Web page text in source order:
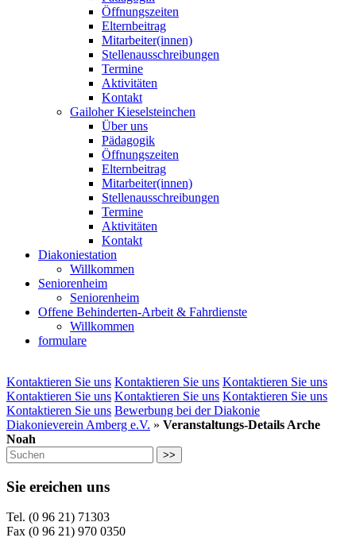
Öffnungszeiten
Elternbeitrag
Mitarbeiter(innen)
Stellenausschreibungen
Termine
Aktivitäten
Kontakt
Gailoher Kieselsteinchen
Über uns
Pädagogik
Öffnungszeiten
Elternbeitrag
Mitarbeiter(innen)
Stellenausschreibungen
Termine
Aktivitäten
Kontakt
Diakoniestation
Willkommen
Seniorenheim
Seniorenheim
Offene Behinderten-Arbeit & Fahrdienste
Willkommen
formulare
Kontaktieren Sie uns Kontaktieren Sie uns Kontaktieren Sie uns
Kontaktieren Sie uns Kontaktieren Sie uns Kontaktieren Sie uns
Kontaktieren Sie uns Bewerbung bei der Diakonie
Diakonieverein Amberg e.V. » Veranstaltungs-Details Arche
Noah
>>
Sie ereichen uns
Tel. (0 96 21) 71303
Fax (0 96 21) 970 0350